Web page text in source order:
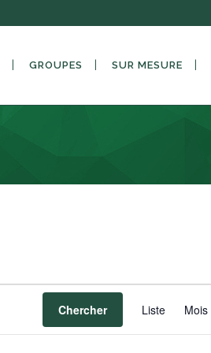
GROUPES SUR MESURE
Chercher
DE
Liste Mois